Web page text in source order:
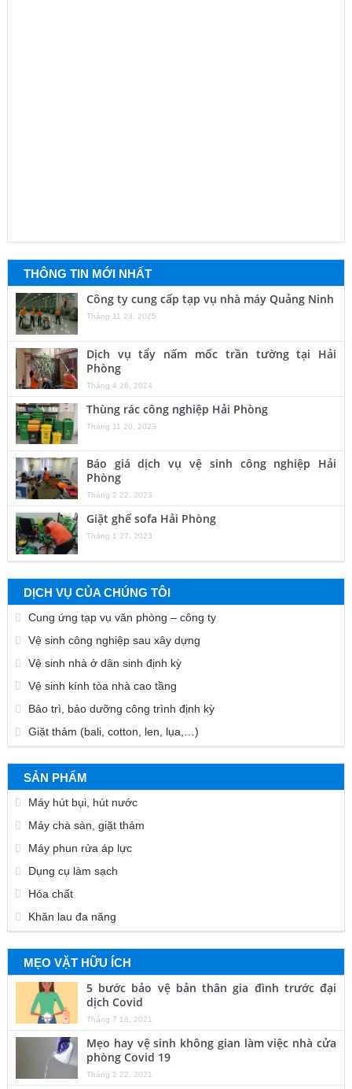
THÔNG TIN MỚI NHẤT
Công ty cung cấp tạp vụ nhà máy Quảng Ninh
Tháng 11 23, 2025
Dịch vụ tẩy nấm mốc trần tường tại Hải
Phòng
Tháng 4 26, 2024
Thùng rác công nghiệp Hải Phòng
Tháng 11 20, 2023
Báo giá dịch vụ vệ sinh công nghiệp Hải
Phòng
Tháng 2 22, 2023
Giặt ghế sofa Hải Phòng
Tháng 1 27, 2023
DỊCH VỤ CỦA CHÚNG TÔI
Cung ứng tạp vụ văn phòng – công ty
Vệ sinh công nghiệp sau xây dựng
Vệ sinh nhà ở dân sinh định kỳ
Vệ sinh kính tòa nhà cao tầng
Bảo trì, bảo dưỡng công trình định kỳ
Giặt thảm (bali, cotton, len, lụa,…)
SẢN PHẨM
Máy hút bụi, hút nước
Máy chà sàn, giặt thảm
Máy phun rửa áp lực
Dụng cụ làm sạch
Hóa chất
Khăn lau đa năng
MẸO VẶT HỮU ÍCH
5 bước bảo vệ bản thân gia đình trước đại
dịch Covid
Tháng 7 16, 2021
Mẹo hay vệ sinh không gian làm việc nhà cửa
phòng Covid 19
Tháng 2 22, 2021